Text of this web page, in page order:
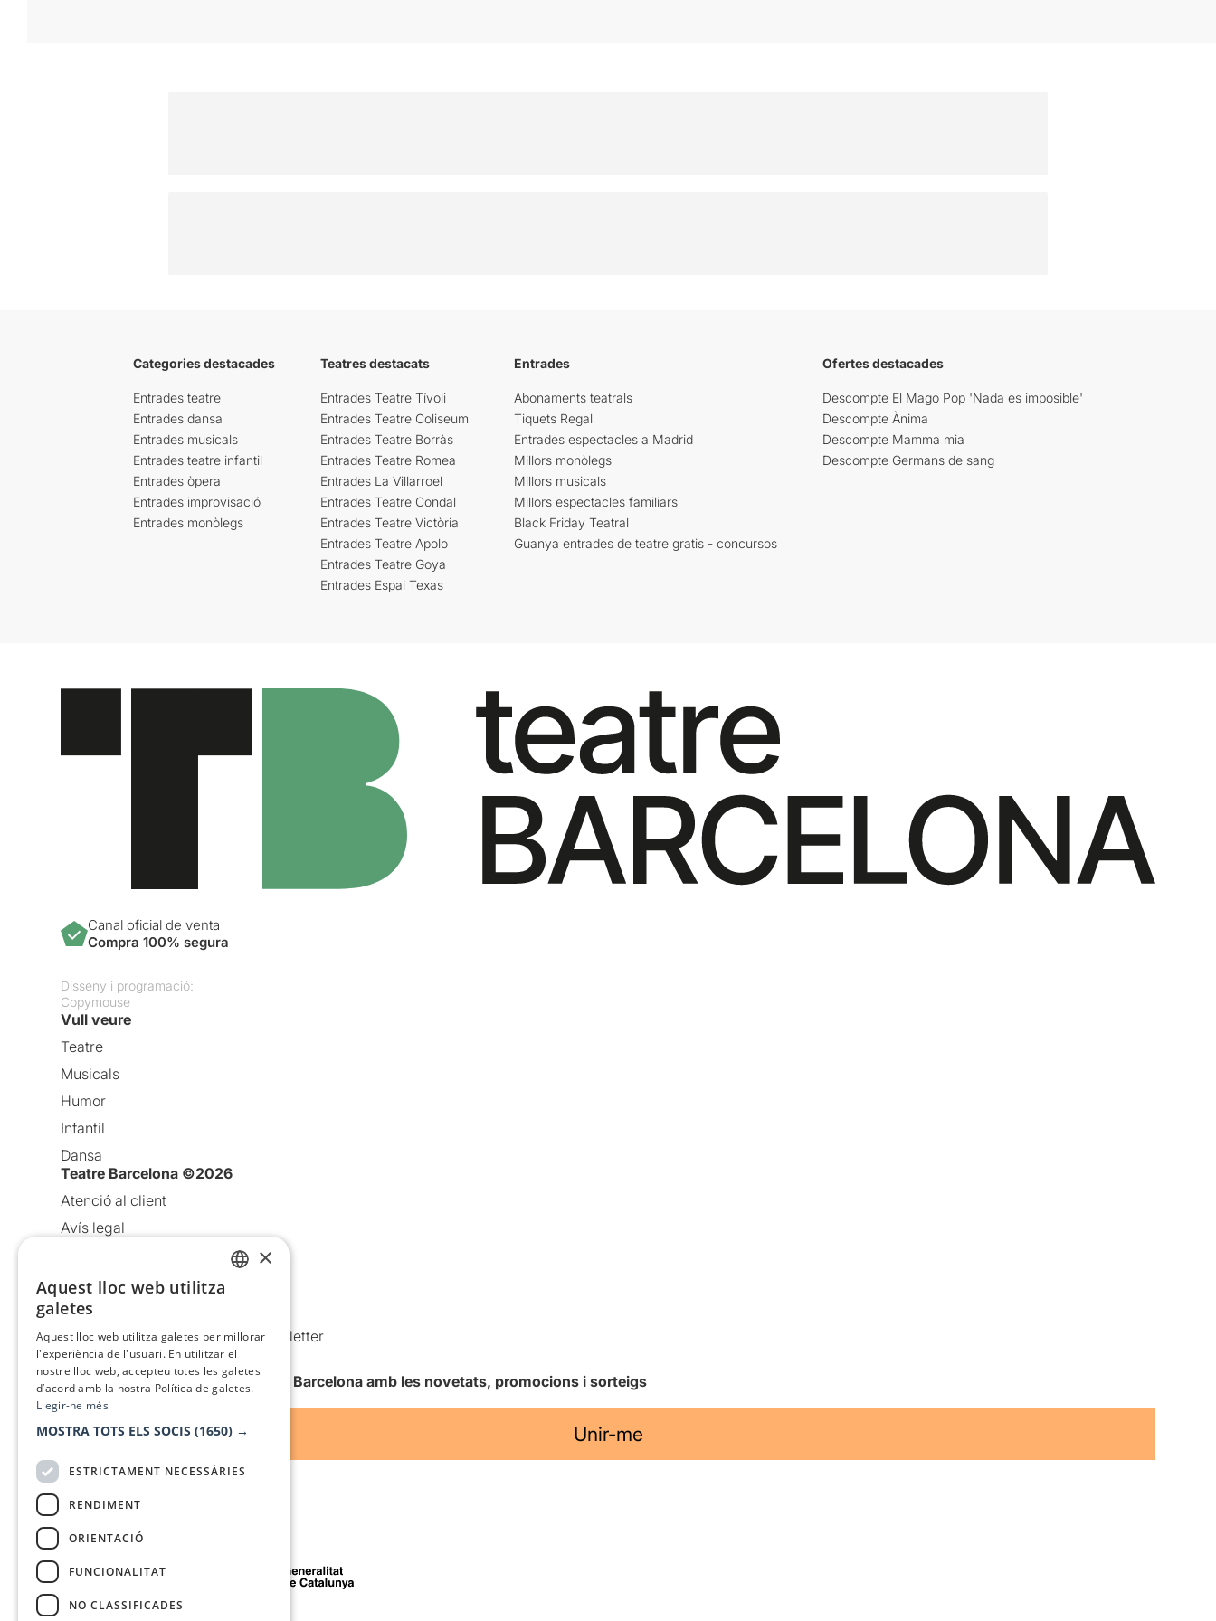
Categories destacades
Entrades teatre
Entrades dansa
Entrades musicals
Entrades teatre infantil
Entrades òpera
Entrades improvisació
Entrades monòlegs
Teatres destacats
Entrades Teatre Tívoli
Entrades Teatre Coliseum
Entrades Teatre Borràs
Entrades Teatre Romea
Entrades La Villarroel
Entrades Teatre Condal
Entrades Teatre Victòria
Entrades Teatre Apolo
Entrades Teatre Goya
Entrades Espai Texas
Entrades
Abonaments teatrals
Tiquets Regal
Entrades espectacles a Madrid
Millors monòlegs
Millors musicals
Millors espectacles familiars
Black Friday Teatral
Guanya entrades de teatre gratis - concursos
Ofertes destacades
Descompte El Mago Pop 'Nada es imposible'
Descompte Ànima
Descompte Mamma mia
Descompte Germans de sang
Canal oficial de venta
Compra 100% segura
Disseny i programació:
Copymouse
Vull veure
Teatre
Musicals
Humor
Infantil
Dansa
Teatre Barcelona ©2026
Atenció al client
Avís legal
Política de cookies
Condicions d’ús
Comunicacions comercials i Newsletter
Anuncia’t
Vull rebre la newsletter de Teatre Barcelona amb les novetats, promocions i sorteigs
Unir-me
Amb el suport de
×
Aquest lloc web utilitza
galetes
Aquest lloc web utilitza galetes per millorar
l'experiència de l'usuari. En utilitzar el
nostre lloc web, accepteu totes les galetes
d’acord amb la nostra Política de galetes.
Llegir-ne més
MOSTRA TOTS ELS SOCIS (1650) →
ESTRICTAMENT NECESSÀRIES
RENDIMENT
ORIENTACIÓ
FUNCIONALITAT
NO CLASSIFICADES